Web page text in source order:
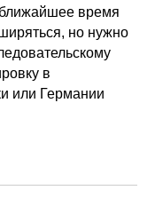
время
но нужно
в
или Германии